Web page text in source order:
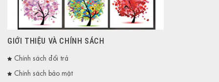
GIỚI THIỆU VÀ CHÍNH SÁCH
Chính sách đổi trả
Chính sách bảo mật